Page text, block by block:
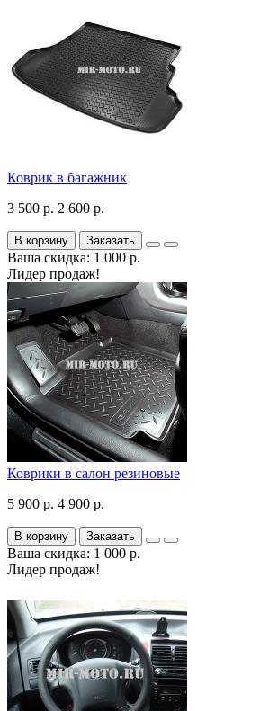
Коврик в багажник
3 500 р. 2 600 р.
В корзину Заказать
Ваша скидка: 1 000 р.
Лидер продаж!
Коврики в салон резиновые
5 900 р. 4 900 р.
В корзину Заказать
Ваша скидка: 1 000 р.
Лидер продаж!